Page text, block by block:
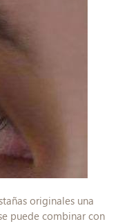
originales una
puede combinar con